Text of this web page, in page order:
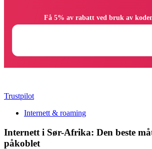
Trustpilot
Internett & roaming
Internett i Sør-Afrika: Den beste
påkoblet